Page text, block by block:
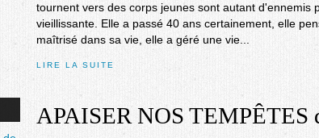
tournent vers des corps jeunes sont autant d'ennemis
vieillissante. Elle a passé 40 ans certainement, elle
maîtrisé dans sa vie, elle a géré une vie...
LIRE LA SUITE
APAISER NOS TEMPÊTES